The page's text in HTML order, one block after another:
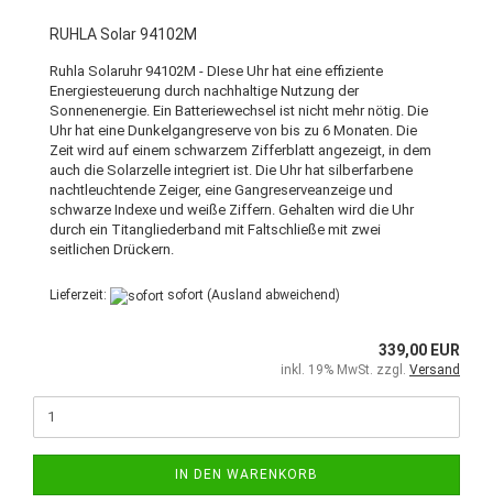
RUHLA Solar 94102M
Ruhla Solaruhr 94102M - DIese Uhr hat eine effiziente
Energiesteuerung durch nachhaltige Nutzung der
Sonnenenergie. Ein Batteriewechsel ist nicht mehr nötig. Die
Uhr hat eine Dunkelgangreserve von bis zu 6 Monaten. Die
Zeit wird auf einem schwarzem Zifferblatt angezeigt, in dem
auch die Solarzelle integriert ist. Die Uhr hat silberfarbene
nachtleuchtende Zeiger, eine Gangreserveanzeige und
schwarze Indexe und weiße Ziffern. Gehalten wird die Uhr
durch ein Titangliederband mit Faltschließe mit zwei
seitlichen Drückern.
Lieferzeit: sofort (Ausland abweichend)
339,00 EUR
inkl. 19% MwSt. zzgl. Versand
IN DEN WARENKORB